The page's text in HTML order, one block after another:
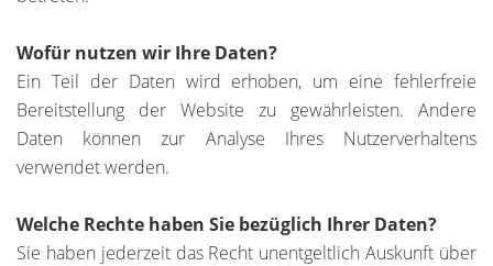
Wofür nutzen wir Ihre Daten?
Ein Teil der Daten wird erhoben, um eine fehlerfreie
Bereitstellung der Website zu gewährleisten. Andere
Daten können zur Analyse Ihres Nutzerverhaltens
verwendet werden.
Welche Rechte haben Sie bezüglich Ihrer Daten?
Sie haben jederzeit das Recht unentgeltlich Auskunft über